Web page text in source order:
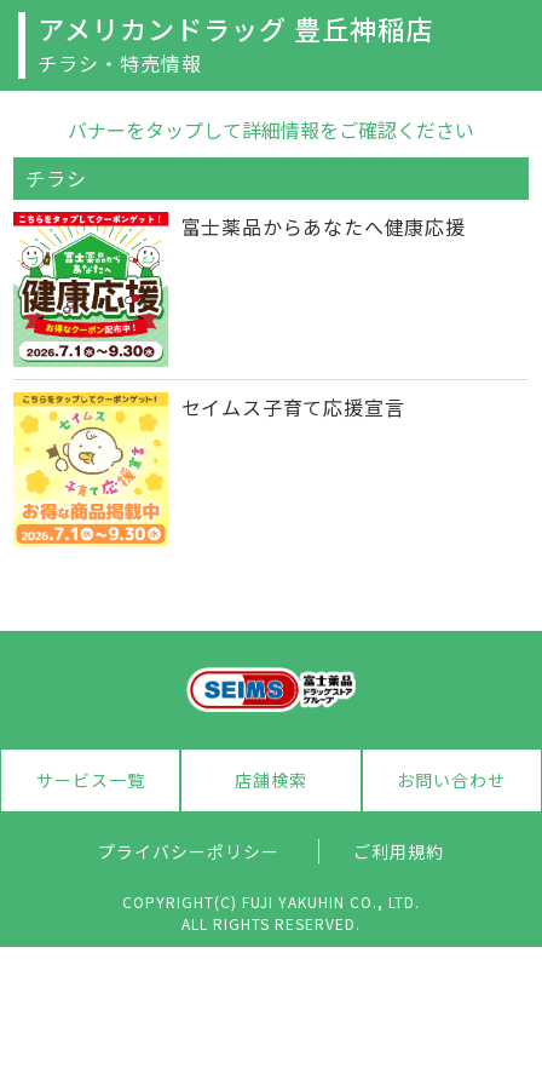
アメリカンドラッグ 豊丘神稲店
チラシ・特売情報
バナーをタップして詳細情報をご確認ください
チラシ
富士薬品からあなたへ健康応援
セイムス子育て応援宣言
サービス一覧 店舗検索 お問い合わせ
プライバシーポリシー ご利用規約
COPYRIGHT(C) FUJI YAKUHIN CO., LTD.
ALL RIGHTS RESERVED.